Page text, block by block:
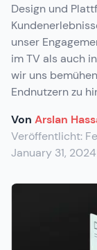
Design und
unser
im TV als auch
wir uns
Endnutzern zu
Von Arslan
Veröffentlicht:
January 31, 2024